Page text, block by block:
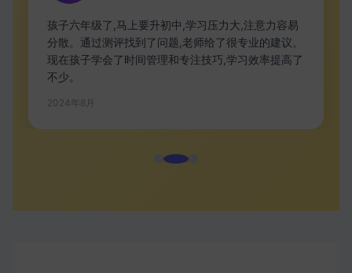
孩子六年级了,马上要升初中,学习压力大,注意力容易
分散。通过测评找到了问题,老师给了很专业的建议。
现在孩子学会了时间管理和专注技巧,学习效率提高了
不少。
2024年8月